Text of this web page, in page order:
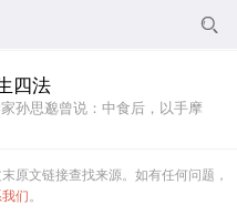

四法
孙思邈曾说：中食后，以手摩
原文链接查找来源。如有任何问题，
们